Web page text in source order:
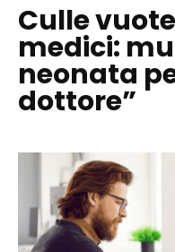
Culle
medici:
neonata
dottore”